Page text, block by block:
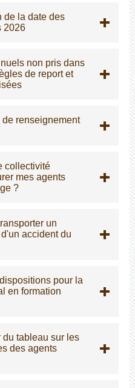
de la date des
2026
non pris dans
de report et
de renseignement
collectivité
mes agents
?
un
accident du
pour la
en formation
du tableau sur les
des agents